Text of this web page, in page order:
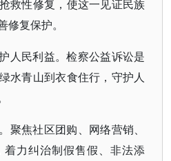
救性修复，使这一见证民族
复保护。
人民利益。检察公益诉讼是
水青山到衣食住行，守护人
聚焦社区团购、网络营销、
力纠治制假售假、非法添